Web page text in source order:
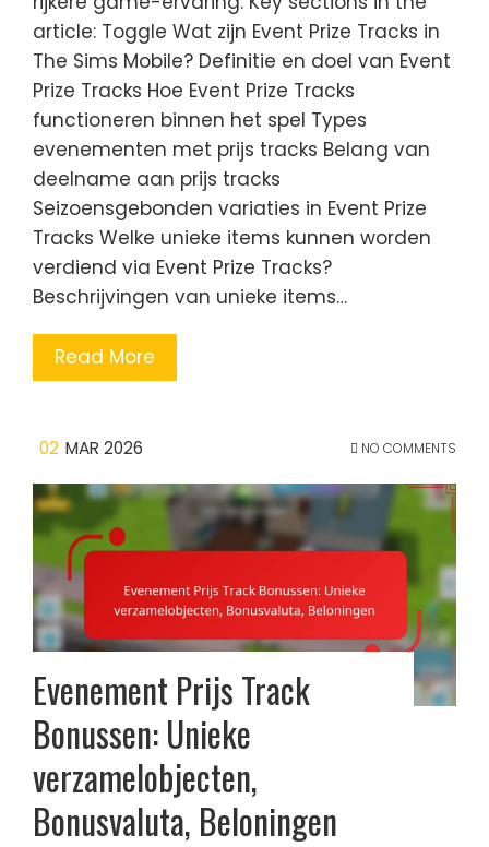
article: Toggle Wat zijn Event Prize Tracks in
The Sims Mobile? Definitie en doel van Event
Prize Tracks Hoe Event Prize Tracks
functioneren binnen het spel Types
evenementen met prijs tracks Belang van
deelname aan prijs tracks
Seizoensgebonden variaties in Event Prize
Tracks Welke unieke items kunnen worden
verdiend via Event Prize Tracks?
Beschrijvingen van unieke items…
Read More
02 MAR 2026 NO COMMENTS
Evenement Prijs Track
Bonussen: Unieke
verzamelobjecten,
Bonusvaluta, Beloningen